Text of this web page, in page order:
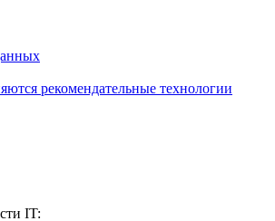
рекомендательные технологии
IT: